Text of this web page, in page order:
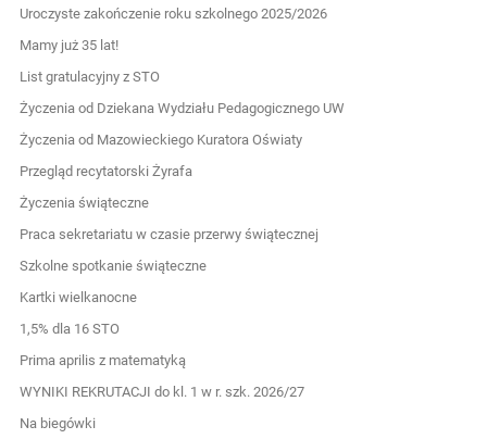
Uroczyste zakończenie roku szkolnego 2025/2026
Mamy już 35 lat!
List gratulacyjny z STO
Życzenia od Dziekana Wydziału Pedagogicznego UW
Życzenia od Mazowieckiego Kuratora Oświaty
Przegląd recytatorski Żyrafa
Życzenia świąteczne
Praca sekretariatu w czasie przerwy świątecznej
Szkolne spotkanie świąteczne
Kartki wielkanocne
1,5% dla 16 STO
Prima aprilis z matematyką
WYNIKI REKRUTACJI do kl. 1 w r. szk. 2026/27
Na biegówki